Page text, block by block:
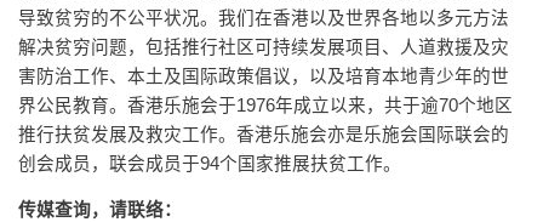
导致贫穷的不公平状况。我们在香港以及世界各地以多元方法
解决贫穷问题，包括推行社区可持续发展项目、人道救援及灾
害防治工作、本土及国际政策倡议，以及培育本地青少年的世
界公民教育。香港乐施会于1976年成立以来，共于逾70个地区
推行扶贫发展及救灾工作。香港乐施会亦是乐施会国际联会的
创会成员，联会成员于94个国家推展扶贫工作。
传媒查询，请联络：